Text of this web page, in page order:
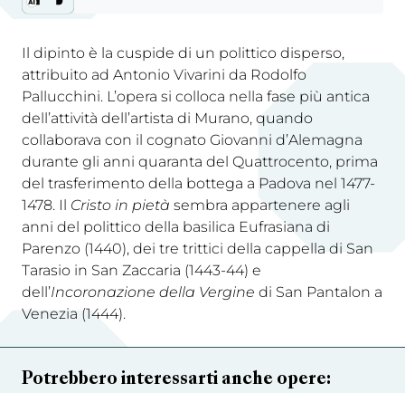
Il dipinto è la cuspide di un polittico disperso,
attribuito ad Antonio Vivarini da Rodolfo
Pallucchini. L’opera si colloca nella fase più antica
dell’attività dell’artista di Murano, quando
collaborava con il cognato Giovanni d’Alemagna
durante gli anni quaranta del Quattrocento, prima
del trasferimento della bottega a Padova nel 1477-
1478. Il Cristo in pietà sembra appartenere agli
anni del polittico della basilica Eufrasiana di
Parenzo (1440), dei tre trittici della cappella di San
Tarasio in San Zaccaria (1443-44) e
dell’Incoronazione della Vergine di San Pantalon a
Venezia (1444).
Potrebbero interessarti anche opere: